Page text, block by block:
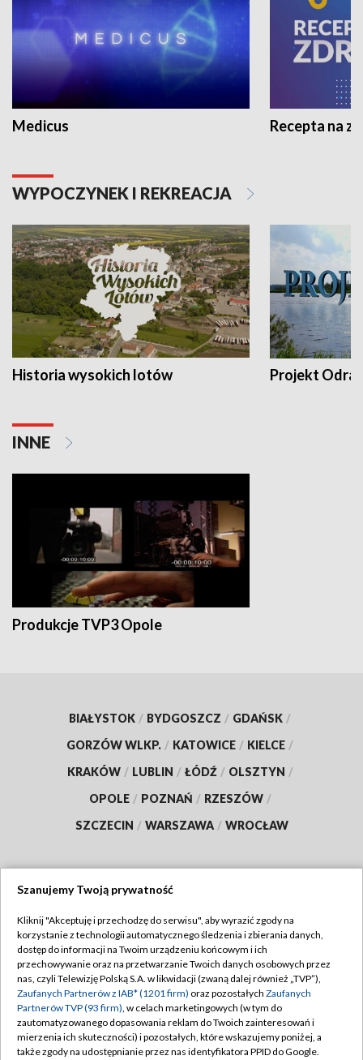
Medicus Recepta na
WYPOCZYNEK I REKREACJA
Historia wysokich lotów Projekt Odra
INNE
Produkcje TVP3 Opole
BIAŁYSTOK / BYDGOSZCZ / GDAŃSK /
GORZÓW WLKP. / KATOWICE / KIELCE /
KRAKÓW / LUBLIN / ŁÓDŹ / OLSZTYN /
OPOLE / POZNAŃ / RZESZÓW /
SZCZECIN / WARSZAWA / WROCŁAW
TVP
Abonament TVP
Emisja w TVP
Centrum informacji TVP
Naziemna Telewizja Cyfrowa
Regulamin TVP
Polityka prywatności
Moje zgody
Pomoc
Szanujemy Twoją prywatność
Kliknij "Akceptuję i przechodzę do serwisu", aby wyrazić zgody na
korzystanie z technologii automatycznego śledzenia i zbierania danych,
dostęp do informacji na Twoim urządzeniu końcowym i ich
przechowywanie oraz na przetwarzanie Twoich danych osobowych przez
nas, czyli Telewizję Polską S.A. w likwidacji (zwaną dalej również „TVP”),
Zaufanych Partnerów z IAB* (1201 firm) oraz pozostałych Zaufanych
Partnerów TVP (93 firm), w celach marketingowych (w tym do
zautomatyzowanego dopasowania reklam do Twoich zainteresowań i
mierzenia ich skuteczności) i pozostałych, które wskazujemy poniżej, a
także zgody na udostępnianie przez nas identyfikatora PPID do Google.